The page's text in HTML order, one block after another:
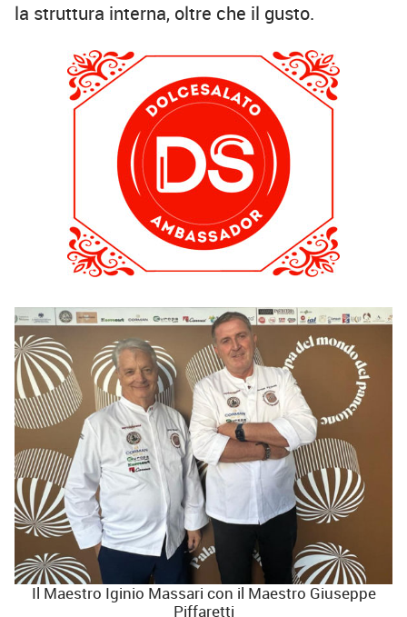
la struttura interna, oltre che il gusto.
Il Maestro Iginio Massari con il Maestro Giuseppe
Piffaretti